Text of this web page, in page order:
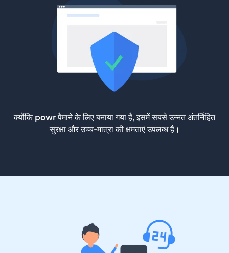
क्योंकि powr पैमाने के लिए बनाया गया है, इसमें सबसे उन्नत अंतर्निहित
सुरक्षा और उच्च-मात्रा की क्षमताएं उपलब्ध हैं।